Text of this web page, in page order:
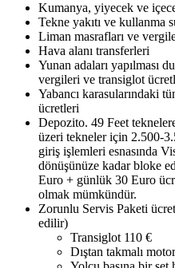
Kumanya, yiyecek ve
Tekne yakıtı ve kullanma
Liman masrafları ve
Hava alanı transferleri
Yunan adaları yapılması
vergileri ve transiglot
Yabancı karasularındaki
ücretleri
Depozito. 49 Feet
üzeri tekneler için 2.500-
giriş işlemleri esnasında
dönüşünüze kadar bloke
Euro + günlük 30 Euro
olmak mümkündür.
Zorunlu Servis Paketi
edilir)
Transiglot 110 €
Dıştan takmalı